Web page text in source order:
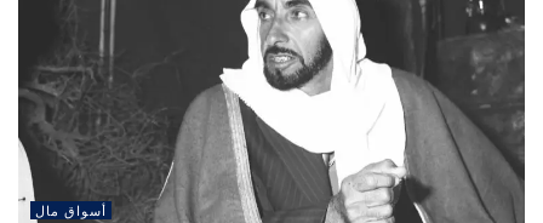
أسواق مال